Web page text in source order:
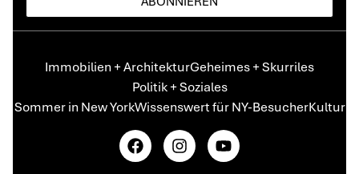
Immobilien + ArchitekturGeheimes + Skurriles
Politik + Soziales
Sommer in New YorkWissenswert für NY-BesucherKultur